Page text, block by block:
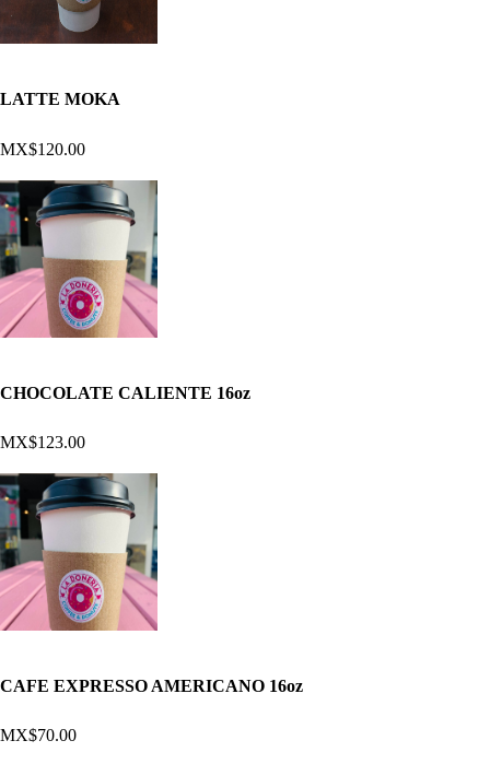
LATTE MOKA
MX$120.00
CHOCOLATE CALIENTE 16oz
MX$123.00
CAFE EXPRESSO AMERICANO 16oz
MX$70.00